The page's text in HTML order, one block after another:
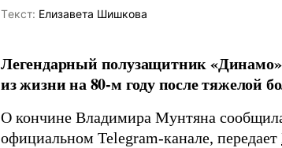
Tекст: Елизавета Шишкова
Легендарный полузащитник
из жизни на 80-м году после тяжелой
О кончине Владимира Мунтяна
официальном Telegram-канале, передает